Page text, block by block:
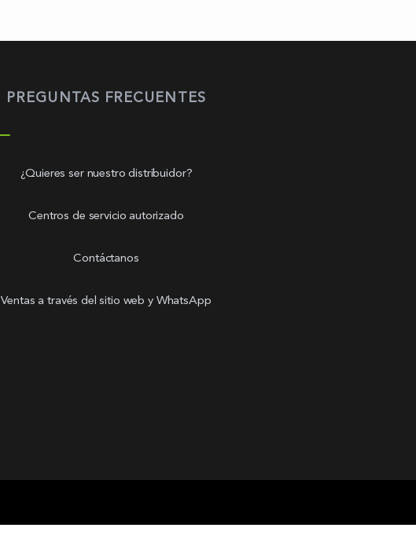
PREGUNTAS FRECUENTES
¿Quieres ser nuestro distribuidor?
Centros de servicio autorizado
Contáctanos
Ventas a través del sitio web y WhatsApp